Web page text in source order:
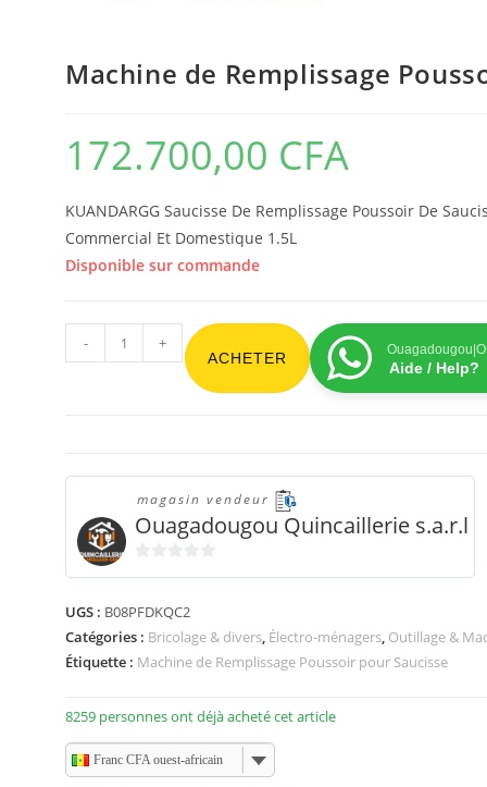
Machine de Remplissage
172.700,00 CFA
KUANDARGG Saucisse De Remplissage Poussoir De
Commercial Et Domestique 1.5L
Disponible sur commande
- +
ACHETER
Aide / Help?
magasin vendeur
Ouagadougou Quincaillerie s.a.r.l
u
r
5
UGS : B08PFDKQC2
Catégories : Bricolage & divers, Électro-ménagers, Outillage &
Étiquette : Machine de Remplissage Poussoir pour Saucisse
8259 personnes ont déjà acheté cet article
Franc CFA ouest-africain